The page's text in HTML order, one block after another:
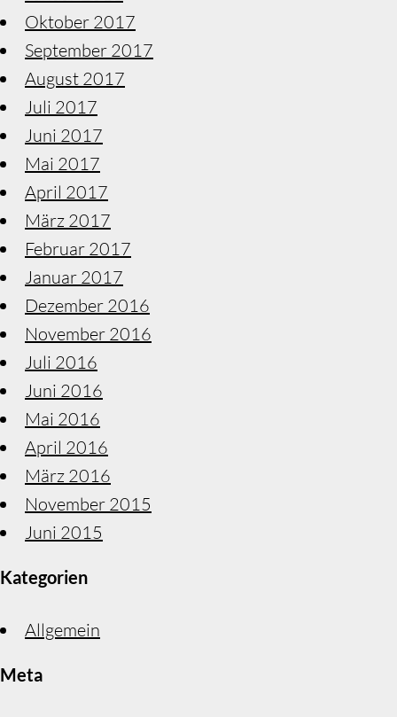
Oktober 2017
September 2017
August 2017
Juli 2017
Juni 2017
Mai 2017
April 2017
März 2017
Februar 2017
Januar 2017
Dezember 2016
November 2016
Juli 2016
Juni 2016
Mai 2016
April 2016
März 2016
November 2015
Juni 2015
Kategorien
Allgemein
Meta